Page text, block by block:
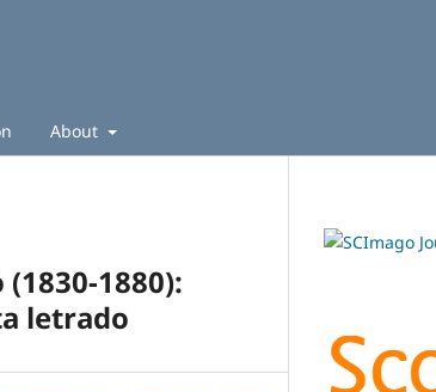
About
1880):
letrado